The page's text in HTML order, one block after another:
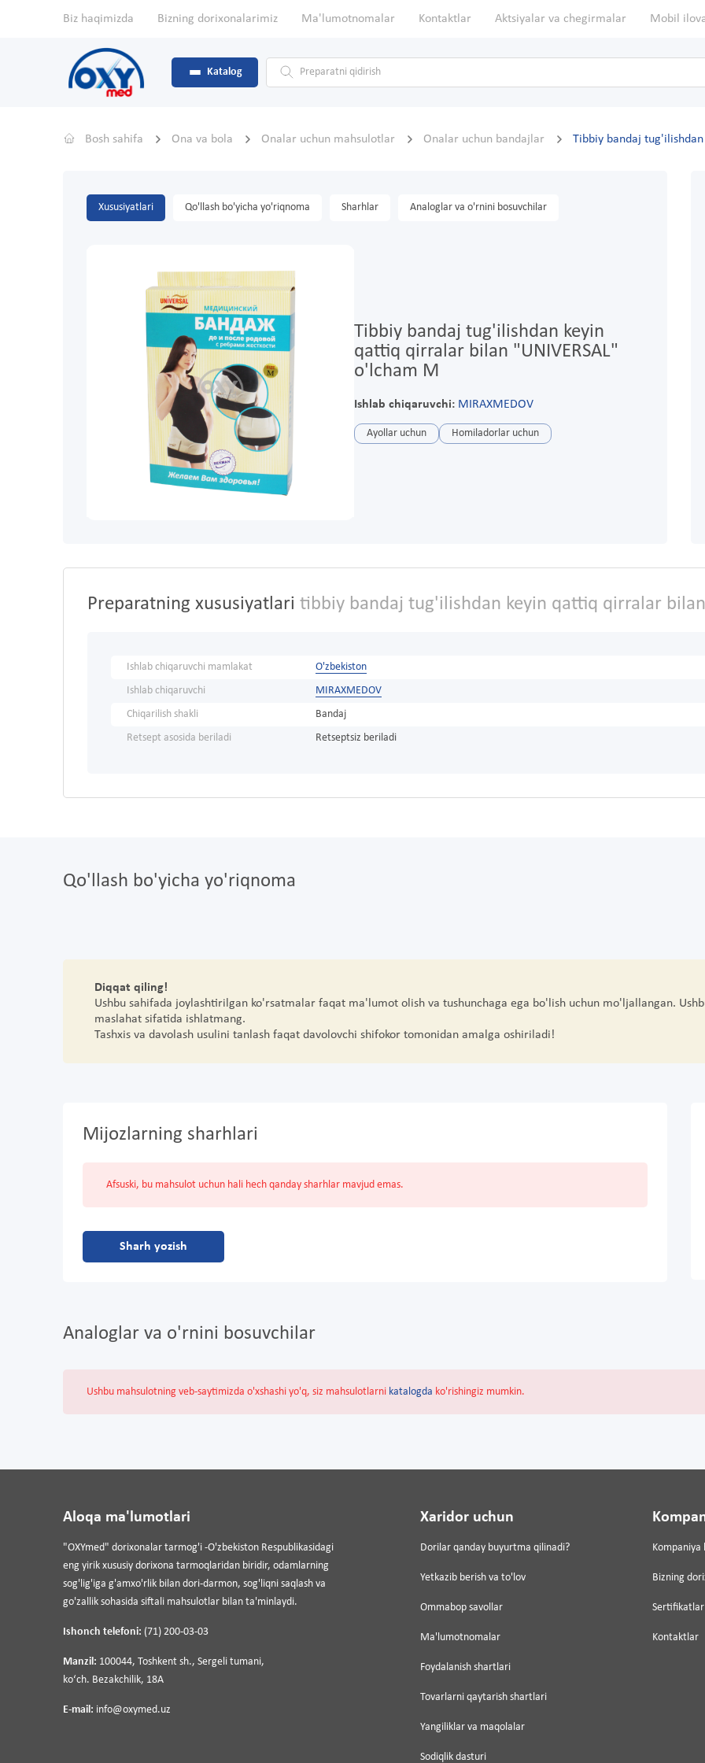
Biz haqimizda Bizning dorixonalarimiz Ma'lumotnomalar Kontaktlar Aktsiyalar va chegirmalar Mobil
Katalog
Bosh sahifa Ona va bola Onalar uchun mahsulotlar Onalar uchun bandajlar Tibbiy bandaj
Xususiyatlari Qo'llash bo'yicha yo'riqnoma Sharhlar Analoglar va o'rnini bosuvchilar
Tibbiy bandaj tug'ilishdan keyin
qattiq qirralar bilan "UNIVERSAL"
o'lcham M
Ishlab chiqaruvchi: MIRAXMEDOV
Ayollar uchun Homiladorlar uchun
Preparatning xususiyatlari tibbiy bandaj tug'ilishdan keyin qattiq qirralar
Ishlab chiqaruvchi mamlakat
O'zbekiston
Ishlab chiqaruvchi
MIRAXMEDOV
Chiqarilish shakli
Bandaj
Retsept asosida beriladi
Retseptsiz beriladi
Qo'llash bo'yicha yo'riqnoma
Diqqat qiling!
Ushbu sahifada joylashtirilgan ko'rsatmalar faqat ma'lumot olish va tushunchaga ega bo'lish uchun mo'ljallangan.
maslahat sifatida ishlatmang.
Tashxis va davolash usulini tanlash faqat davolovchi shifokor tomonidan amalga oshiriladi!
Mijozlarning sharhlari
Afsuski, bu mahsulot uchun hali hech qanday sharhlar mavjud emas.
Sharh yozish
Analoglar va o'rnini bosuvchilar
Ushbu mahsulotning veb-saytimizda o'xshashi yo'q, siz mahsulotlarni katalogda ko'rishingiz mumkin.
Aloqa ma'lumotlari
"OXYmed" dorixonalar tarmog'i -O'zbekiston Respublikasidagi
eng yirik xususiy dorixona tarmoqlaridan biridir, odamlarning
sog'lig'iga g'amxo'rlik bilan dori-darmon, sog'liqni saqlash va
go'zallik sohasida siftali mahsulotlar bilan ta'minlaydi.
Ishonch telefoni: (71) 200-03-03
Manzil: 100044, Toshkent sh., Sergeli tumani,
koʻch. Bezakchilik, 18A
E-mail: info@oxymed.uz
Xaridor uchun
Dorilar qanday buyurtma qilinadi?
Yetkazib berish va to'lov
Ommabop savollar
Ma'lumotnomalar
Foydalanish shartlari
Tovarlarni qaytarish shartlari
Yangiliklar va maqolalar
Sodiqlik dasturi
Kompaniya
Bizning
Sertifikatlar
Kontaktlar